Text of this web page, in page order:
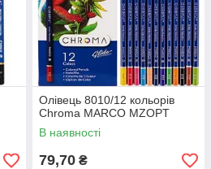
Олівець 8010/12 кольорів
Chroma MARCO MZOPT
В наявності
79,70 ₴